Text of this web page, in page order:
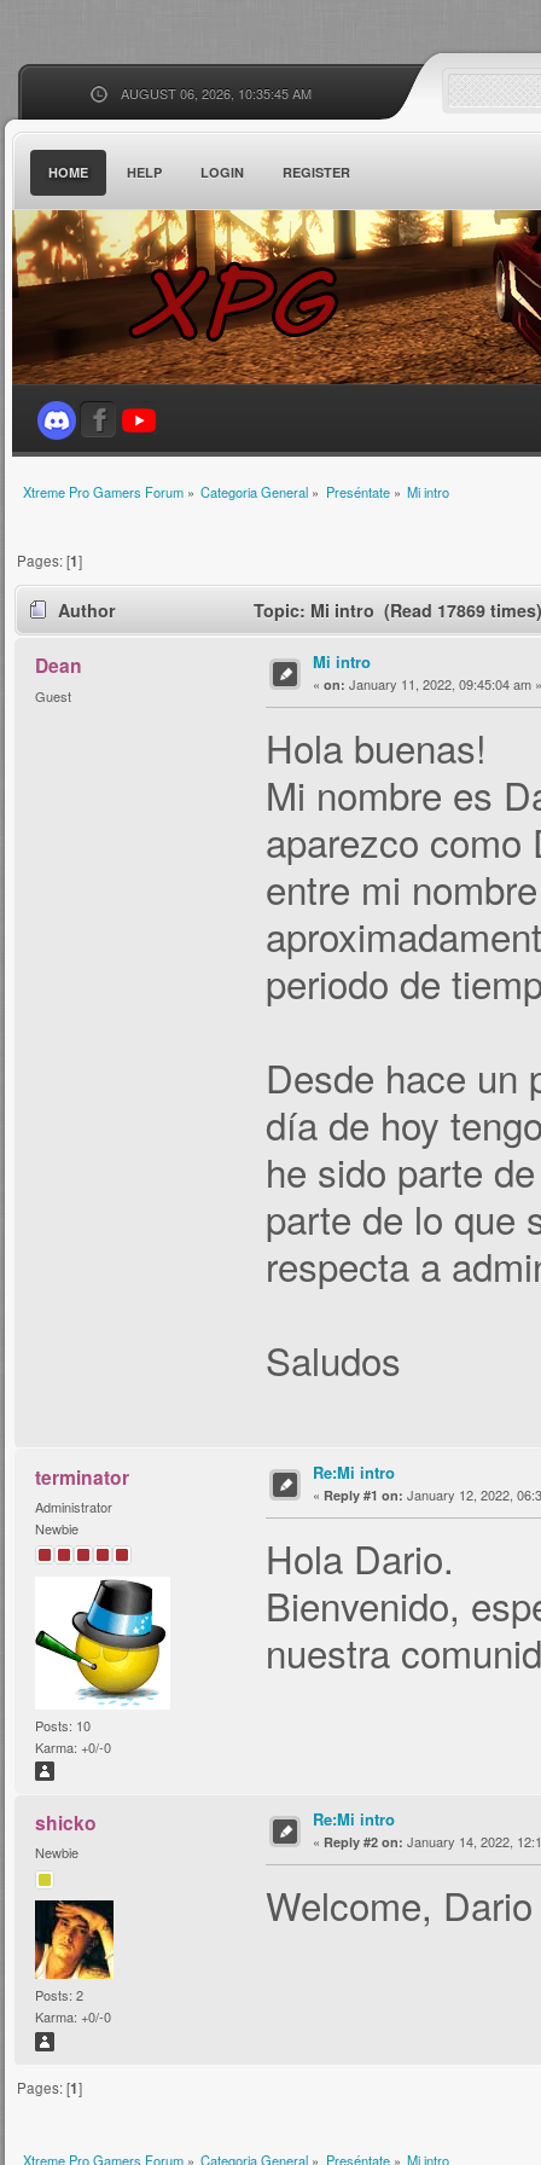
AUGUST 06, 2026, 10:35:45 AM
HOME HELP LOGIN REGISTER
Xtreme Pro Gamers Forum» Categoria General » Preséntate» Mi intro
Pages: [1]
Author Topic: Mi intro (Read 17869
Dean
Guest
Mi intro
« on: January 11, 2022, 09:45:04 am »
Hola buenas!
Mi nombre es
aparezco como
entre mi
periodo de
Desde hace un
día de hoy
he sido parte
parte de lo que
respecta a
Saludos
terminator
Administrator
Newbie
Posts: 10
Karma: +0/-0
Re:Mi intro
« Reply #1 on: January 12, 2022,
Hola Dario.
Bienvenido,
nuestra
shicko
Newbie
Posts: 2
Karma: +0/-0
Re:Mi intro
« Reply #2 on: January 14, 2022,
Welcome,
Pages: [1]
Xtreme Pro Gamers Forum» Categoria General » Preséntate» Mi intro